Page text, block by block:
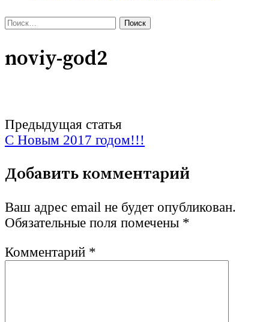
Найти:
noviy-god2
Post
navigation
Предыдущая статья
С Новым 2017 годом!!!
Добавить комментарий
Ваш адрес email не будет опубликован.
Обязательные поля помечены *
Комментарий *